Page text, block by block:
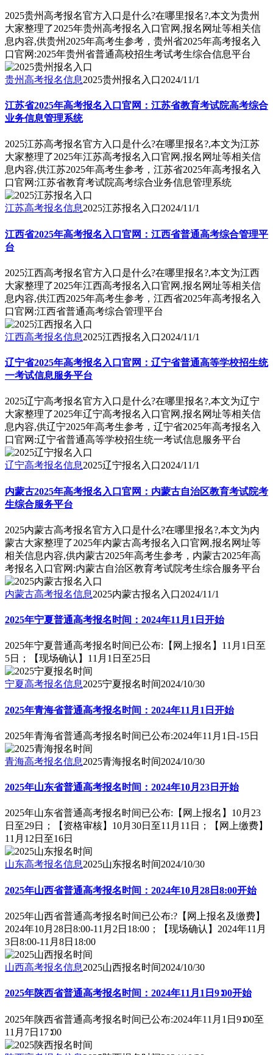
2025贵州高考报名官方入口是什么?在哪里报名?,本文为贵州
大家整理了2025年贵州高考报名入口官网,报名网址等相关信
息内容,供贵州2025年高考生参考，贵州省2025年高考报名入
口官网:2025年贵州省普通高校招生考试考生综合信息平台
贵州高考报名信息2025贵州报名入口2024/11/1
江苏省2025年高考报名入口官网：江苏省教育考试院高考综合
业务信息管理系统
2025江苏高考报名官方入口是什么?在哪里报名?,本文为江苏
大家整理了2025年江苏高考报名入口官网,报名网址等相关信
息内容,供江苏2025年高考生参考，江苏省2025年高考报名入
口官网:江苏省教育考试院高考综合业务信息管理系统
江苏高考报名信息2025江苏报名入口2024/11/1
江西省2025年高考报名入口官网：江西省普通高考综合管理平
台
2025江西高考报名官方入口是什么?在哪里报名?,本文为江西
大家整理了2025年江西高考报名入口官网,报名网址等相关信
息内容,供江西2025年高考生参考，江西省2025年高考报名入
口官网:江西省普通高考综合管理平台
江西高考报名信息2025江西报名入口2024/11/1
辽宁省2025年高考报名入口官网：辽宁省普通高等学校招生统
一考试信息服务平台
2025辽宁高考报名官方入口是什么?在哪里报名?,本文为辽宁
大家整理了2025年辽宁高考报名入口官网,报名网址等相关信
息内容,供辽宁2025年高考生参考，辽宁省2025年高考报名入
口官网:辽宁省普通高等学校招生统一考试信息服务平台
辽宁高考报名信息2025辽宁报名入口2024/11/1
内蒙古2025年高考报名入口官网：内蒙古自治区教育考试院考
生综合服务平台
2025内蒙古高考报名官方入口是什么?在哪里报名?,本文为内
蒙古大家整理了2025年内蒙古高考报名入口官网,报名网址等
相关信息内容,供内蒙古2025年高考生参考，内蒙古2025年高
考报名入口官网:内蒙古自治区教育考试院考生综合服务平台
内蒙古高考报名信息2025内蒙古报名入口2024/11/1
2025年宁夏普通高考报名时间：2024年11月1日开始
2025年宁夏普通高考报名时间已公布:【网上报名】11月1日至
5日；【现场确认】11月1日至25日
宁夏高考报名信息2025宁夏报名时间2024/10/30
2025年青海省普通高考报名时间：2024年11月1日开始
2025年青海省普通高考报名时间已公布:2024年11月1日-15日
青海高考报名信息2025青海报名时间2024/10/30
2025年山东省普通高考报名时间：2024年10月23日开始
2025年山东省普通高考报名时间已公布:【网上报名】10月23
日至29日；【资格审核】10月30日至11月11日；【网上缴费】
11月12日至16日
山东高考报名信息2025山东报名时间2024/10/30
2025年山西省普通高考报名时间：2024年10月28日8:00开始
2025年山西省普通高考报名时间已公布:?【网上报名及缴费】
2024年10月28日8:00-11月2日18:00；【现场确认】2024年11月
3日8:00-11月8日18:00
山西高考报名信息2025山西报名时间2024/10/30
2025年陕西省普通高考报名时间：2024年11月1日9∶00开始
2025年陕西省普通高考报名时间已公布:2024年11月1日9∶00至
11月7日17∶00